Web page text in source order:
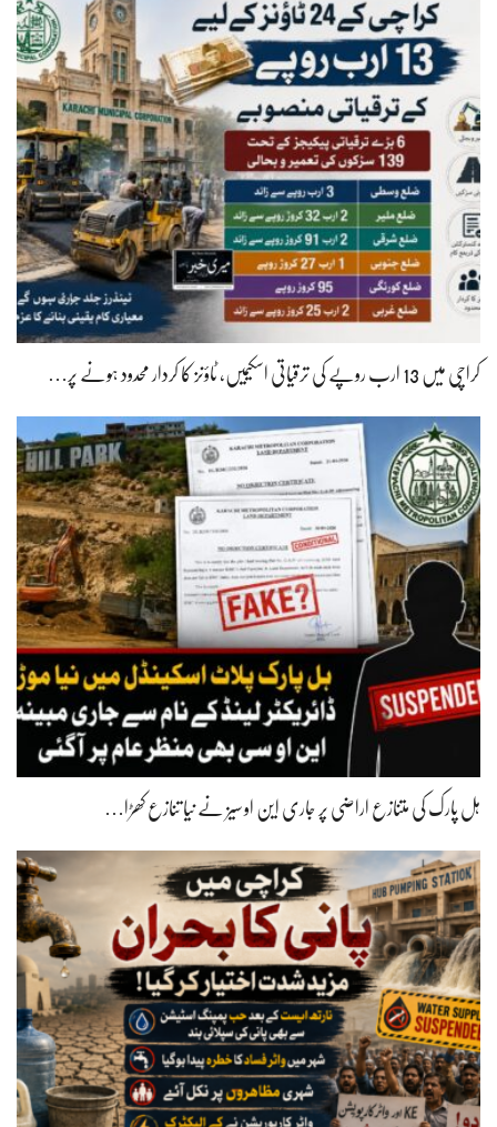
کراچی میں 13 ارب روپے کی ترقیاتی اسکیمیں، ٹاؤنز کا کردار محدود ہونے پر…
ہل پارک کی متنازع اراضی پر جاری این او سیز نے نیا تنازع کھڑا…